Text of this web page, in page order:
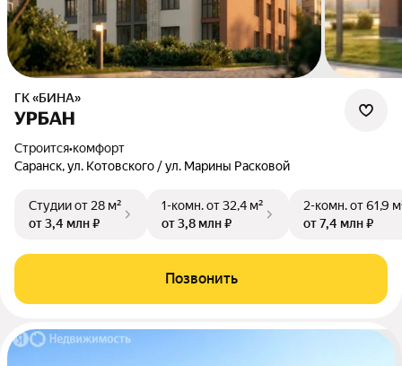
ГК «БИНА»
УРБАН
Строится•комфорт
Саранск, ул. Котовского / ул. Марины Расковой
Студииот 28 м²
от 3,4 млн ₽
1-комн.от 32,4 м²
от 3,8 млн ₽
2-комн.от 61,9
от 7,4 млн ₽
Позвонить